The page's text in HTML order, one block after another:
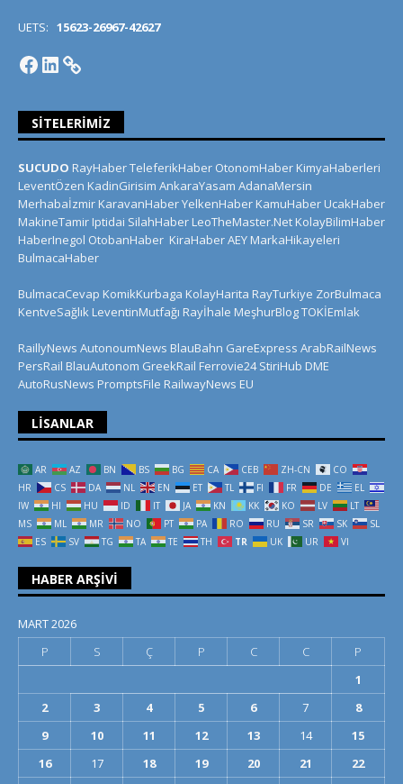
UETS: 15623-26967-42627
SITELERIMIZ
SUCUDO RayHaberTeleferikHaber OtonomHaber KimyaHaberleri
LeventÖzen KadinGirisim AnkaraYasam AdanaMersin
Merhabaİzmir KaravanHaberYelkenHaber KamuHaber UcakHaber
MakineTamir Iptidai SilahHaber LeoTheMaster.Net KolayBilimHaber
HaberInegol OtobanHaber KiraHaberAEY MarkaHikayeleri
BulmacaHaber
BulmacaCevap KomikKurbaga KolayHarita RayTurkiye ZorBulmaca
KentveSağlık LeventinMutfağı Rayİhale MeşhurBlogTOKİEmlak
RaillyNews AutonoumNews BlauBahn GareExpress ArabRailNews
PersRail BlauAutonom GreekRail Ferrovie24 StiriHub DME
AutoRusNews PromptsFile RailwayNews EU
LISANLAR
AR AZ BN BS BG CA CEB ZH-CN
CO
HR
CS DA NL EN ET TL FI FR DE
EL
IW
HI HU ID IT JA KN KK KO LV
LT
MS
ML MR NO PT PA RO RU SR SK
SL
ES
SV TG TA TE TH TR UK UR VI
HABER ARŞIVI
MART 2026
P
S Ç P C C
P
1
2
3 4 5 6 7
8
9
10 11 12 13 14
15
16
17 18 19 20 21
22